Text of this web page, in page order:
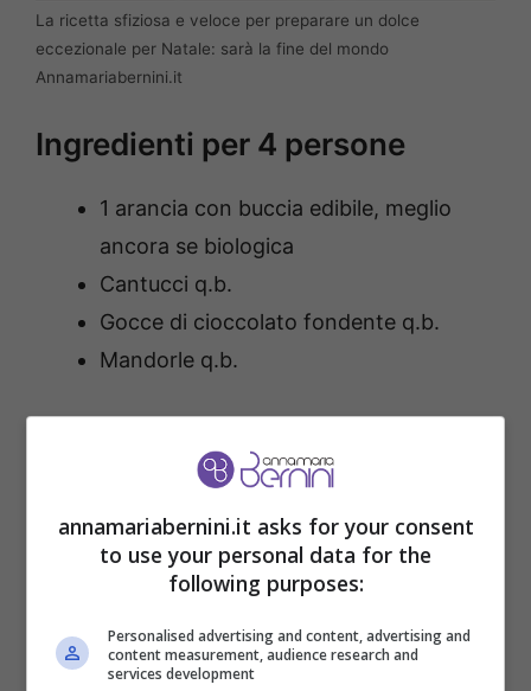
La ricetta sfiziosa e veloce per preparare un dolce
eccezionale per Natale: sarà la fine del mondo
Annamariabernini.it
Ingredienti per 4 persone
1 arancia con buccia edibile, meglio
ancora se biologica
Cantucci q.b.
Gocce di cioccolato fondente q.b.
Mandorle q.b.
85 g di zucchero
50 g di acqua
1 baccello di vaniglia
annamariabernini.it asks for your consent
to use your personal data for the
following purposes:
Personalised advertising and content, advertising and
content measurement, audience research and
services development